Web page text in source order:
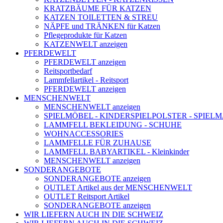
KRATZBÄUME FÜR KATZEN
KATZEN TOILETTEN & STREU
NÄPFE und TRÄNKEN für Katzen
Pflegeprodukte für Katzen
KATZENWELT anzeigen
PFERDEWELT
PFERDEWELT anzeigen
Reitsportbedarf
Lammfellartikel - Reitsport
PFERDEWELT anzeigen
MENSCHENWELT
MENSCHENWELT anzeigen
SPIELMÖBEL - KINDERSPIELPOLSTER -
LAMMFELL BEKLEIDUNG - SCHUHE
WOHNACCESSORIES
LAMMFELLE FÜR ZUHAUSE
LAMMFELL BABYARTIKEL - Kleinkinder
MENSCHENWELT anzeigen
SONDERANGEBOTE
SONDERANGEBOTE anzeigen
OUTLET Artikel aus der MENSCHENWELT
OUTLET Reitsport Artikel
SONDERANGEBOTE anzeigen
WIR LIEFERN AUCH IN DIE SCHWEIZ